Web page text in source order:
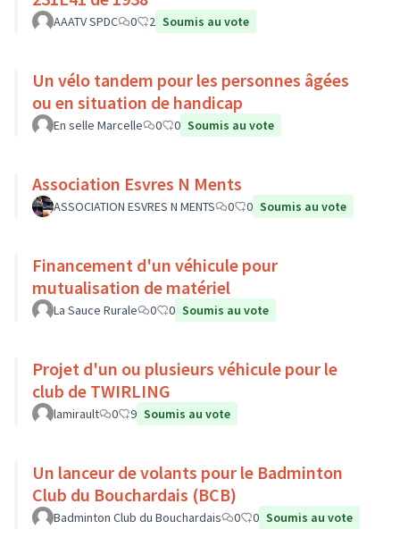
AAATV SPDC 0 2 Soumis au vote
Un vélo tandem pour les personnes âgées
ou en situation de handicap
En selle Marcelle 0 0 Soumis au vote
Association Esvres N Ments
ASSOCIATION ESVRES N MENTS 0 0 Soumis au vote
Financement d'un véhicule pour
mutualisation de matériel
La Sauce Rurale 0 0 Soumis au vote
Projet d'un ou plusieurs véhicule pour le
club de TWIRLING
lamirault 0 9 Soumis au vote
Un lanceur de volants pour le Badminton
Club du Bouchardais (BCB)
Badminton Club du Bouchardais 0 0 Soumis au vote